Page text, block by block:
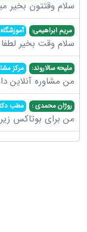
سلام وقتتون بخیر
مریم ابراهیمی:
سلام وقت بخیر
ملیحه سالاروند: مرکز
من مشاوره آنلاین
روژان محمدی : مطب
من برای بوتاکس